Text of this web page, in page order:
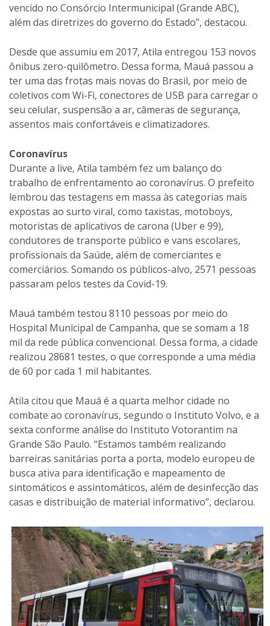
vencido no Consórcio Intermunicipal (Grande ABC),
além das diretrizes do governo do Estado”, destacou.
Desde que assumiu em 2017, Atila entregou 153 novos
ônibus zero-quilômetro. Dessa forma, Mauá passou a
ter uma das frotas mais novas do Brasil, por meio de
coletivos com Wi-Fi, conectores de USB para carregar o
seu celular, suspensão a ar, câmeras de segurança,
assentos mais confortáveis e climatizadores.
Coronavírus
Durante a live, Atila também fez um balanço do
trabalho de enfrentamento ao coronavírus. O prefeito
lembrou das testagens em massa às categorias mais
expostas ao surto viral, como taxistas, motoboys,
motoristas de aplicativos de carona (Uber e 99),
condutores de transporte público e vans escolares,
profissionais da Saúde, além de comerciantes e
comerciários. Somando os públicos-alvo, 2571 pessoas
passaram pelos testes da Covid-19.
Mauá também testou 8110 pessoas por meio do
Hospital Municipal de Campanha, que se somam a 18
mil da rede pública convencional. Dessa forma, a cidade
realizou 28681 testes, o que corresponde a uma média
de 60 por cada 1 mil habitantes.
Atila citou que Mauá é a quarta melhor cidade no
combate ao coronavírus, segundo o Instituto Volvo, e a
sexta conforme análise do Instituto Votorantim na
Grande São Paulo. “Estamos também realizando
barreiras sanitárias porta a porta, modelo europeu de
busca ativa para identificação e mapeamento de
sintomáticos e assintomáticos, além de desinfecção das
casas e distribuição de material informativo”, declarou.